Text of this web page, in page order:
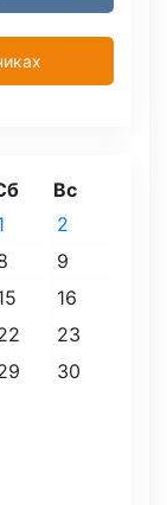
Вс
2
9
16
23
30